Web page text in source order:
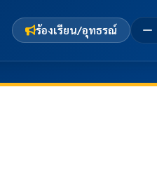
ร้องเรียน/อุทธรณ์